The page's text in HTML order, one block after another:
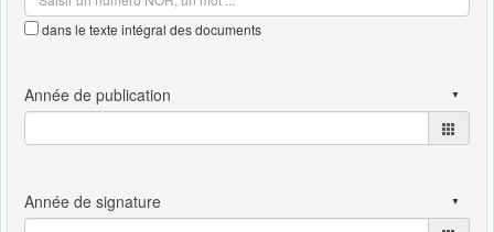
dans le texte intégral des documents